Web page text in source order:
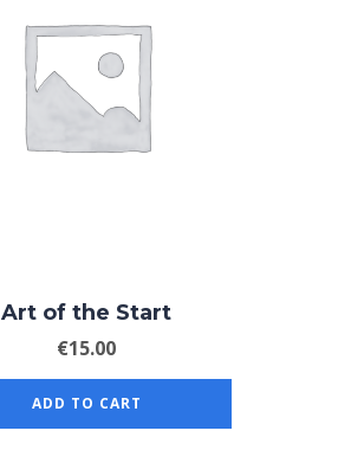
Art of the Start
€15.00
ADD TO CART